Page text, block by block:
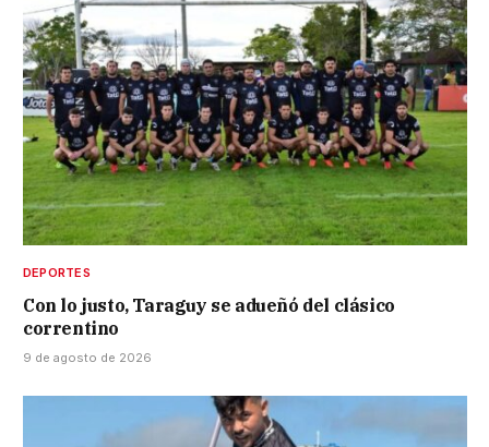
DEPORTES
Con lo justo, Taraguy se adueñó del clásico
correntino
9 de agosto de 2026